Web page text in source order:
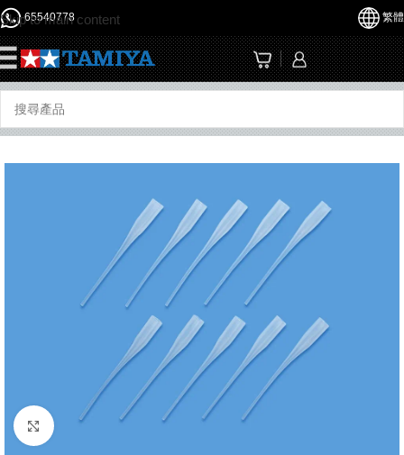
Skip to main content
65540778 繁體
Click to enlarge